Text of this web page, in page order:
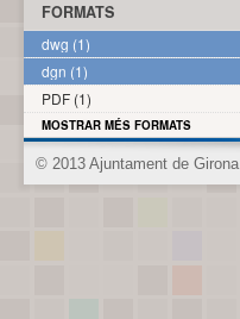
FORMATS
dwg (1)
dgn (1)
PDF (1)
MOSTRAR MÉS FORMATS
© 2013 Ajuntament de Girona